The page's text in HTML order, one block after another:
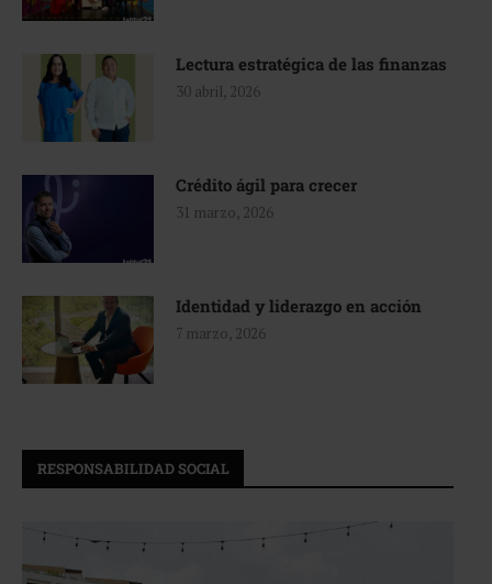
Lectura estratégica de las finanzas
30 abril, 2026
Crédito ágil para crecer
31 marzo, 2026
Identidad y liderazgo en acción
7 marzo, 2026
RESPONSABILIDAD SOCIAL